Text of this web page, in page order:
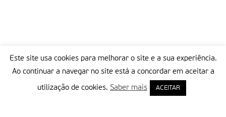
Este site usa cookies para melhorar o site e a sua experiência.
Ao continuar a navegar no site está a concordar em aceitar a
utilização de cookies. Saber mais ACEITAR